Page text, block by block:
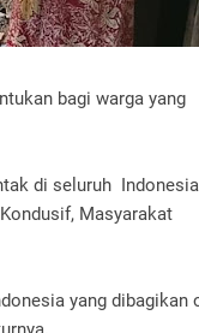
bagi warga yang
di seluruh Indonesia
Masyarakat
yang dibagikan